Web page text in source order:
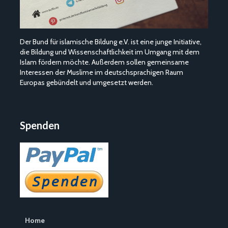
Der Bund für islamische Bildung e.V. ist eine junge Initiative,
die Bildung und Wissenschaftlichkeit im Umgang mit dem
Islam fördern möchte. Außerdem sollen gemeinsame
Interessen der Muslime im deutschsprachigen Raum
Europas gebündelt und umgesetzt werden.
Spenden
Home